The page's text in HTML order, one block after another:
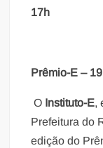
17h
Prêmio-E –
O Instituto-E,
Prefeitura do
edição do